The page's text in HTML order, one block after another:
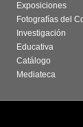
Exposiciones
Fotografías del
Investigación
Educativa
Catálogo
Mediateca